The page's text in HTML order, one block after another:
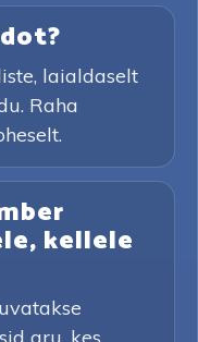
laialdaselt
Raha
kellele